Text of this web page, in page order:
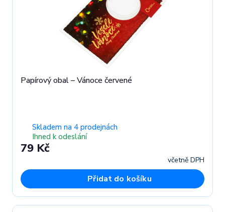
Papírový obal – Vánoce červené
Skladem na 4 prodejnách
Ihned k odeslání
79 Kč
včetně DPH
Přidat do košíku